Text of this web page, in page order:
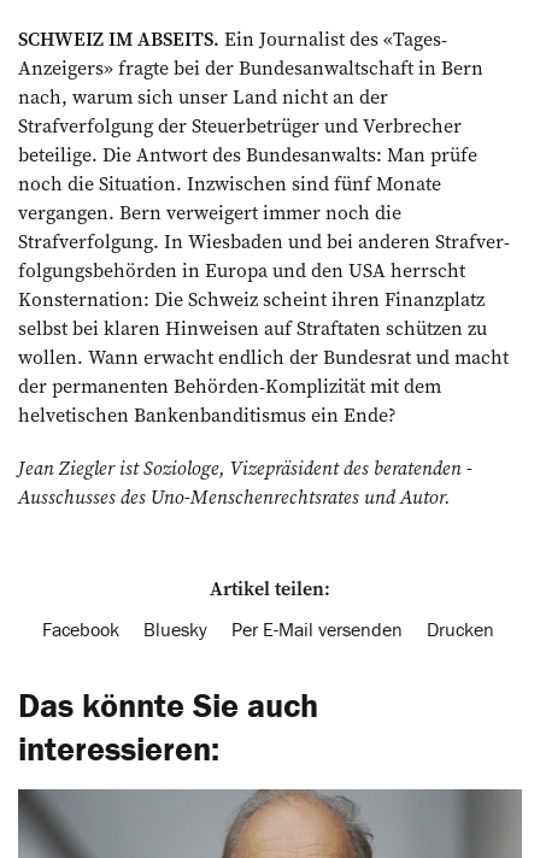
SCHWEIZ IM ABSEITS. Ein Journalist des «Tages-
Anzeigers» fragte bei der Bundesanwaltschaft in Bern
nach, warum sich unser Land nicht an der
Strafverfolgung der Steuerbetrüger und Verbrecher
beteilige. Die Antwort des Bundesanwalts: Man prüfe
noch die Situation. Inzwischen sind fünf Monate
vergangen. Bern verweigert immer noch die
Strafverfolgung. In Wiesbaden und bei anderen Strafver­
folgungsbehörden in Europa und den USA herrscht
Konsternation: Die Schweiz scheint ihren Finanzplatz
selbst bei klaren Hinweisen auf Straftaten schützen zu
wollen. Wann erwacht endlich der Bundesrat und macht
der permanenten Behörden-Komplizität mit dem
helvetischen Bankenbanditismus ein Ende?
Jean Ziegler ist Soziologe, Vizepräsident des beratenden ­
Ausschusses des Uno-Menschenrechtsrates und Autor.
Artikel teilen:
Facebook Bluesky Per E-Mail versenden Drucken
Das könnte Sie auch
interessieren: